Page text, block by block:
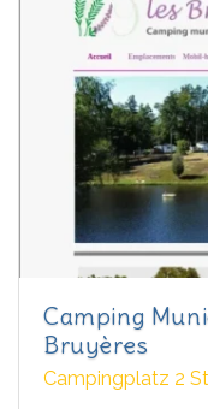
Camping
Bruyères
Campingplatz 2